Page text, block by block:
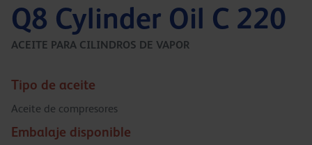
Q8 Cylinder Oil C 220
ACEITE PARA CILINDROS DE VAPOR
Tipo de aceite
Aceite de compresores
Embalaje disponible